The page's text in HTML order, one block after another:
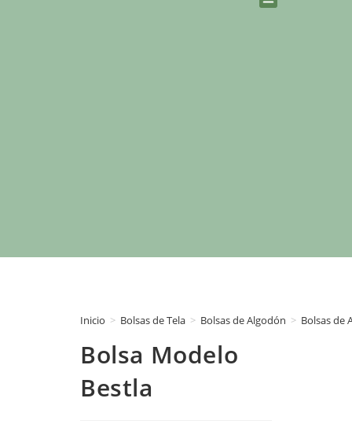
Inicio > Bolsas de Tela > Bolsas de Algodón > Bolsas de
Bolsa Modelo
Bestla